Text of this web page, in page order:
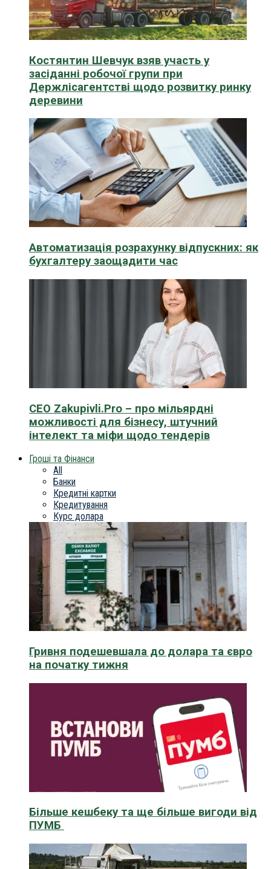
Костянтин Шевчук взяв участь у
засіданні робочої групи при
Держлісагентстві щодо розвитку ринку
деревини
Автоматизація розрахунку відпускних: як
бухгалтеру заощадити час
CEO Zakupivli.Pro – про мільярдні
можливості для бізнесу, штучний
інтелект та міфи щодо тендерів
Гроші та Фінанси
All
Банки
Кредитні картки
Кредитування
Курс долара
Гривня подешевшала до долара та євро
на початку тижня
Більше кешбеку та ще більше вигоди від
ПУМБ